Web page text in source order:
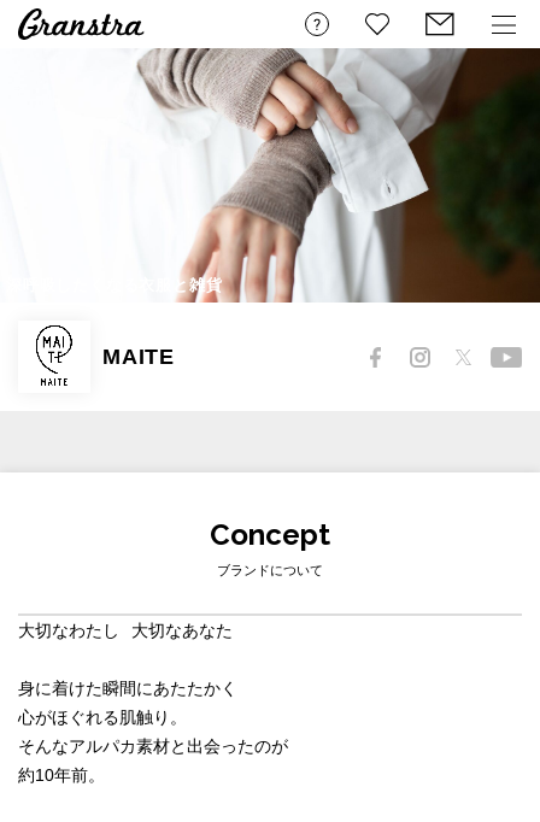
深呼吸したくなる衣服と雑貨
MAITE
Concept
ブランドについて
大切なわたし  大切なあなた
身に着けた瞬間にあたたかく
心がほぐれる肌触り。
そんなアルパカ素材と出会ったのが
約10年前。